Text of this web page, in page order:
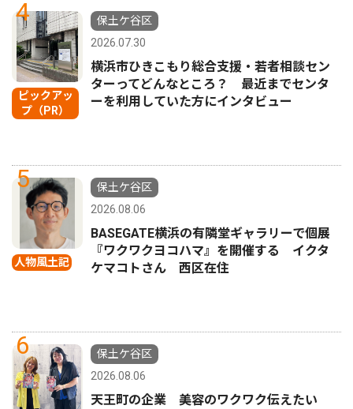
4
ピックアッ
プ（PR）
保土ケ谷区
2026.07.30
横浜市ひきこもり総合支援・若者相談セン
ターってどんなところ？ 最近までセンタ
ーを利用していた方にインタビュー
5
人物風土記
保土ケ谷区
2026.08.06
BASEGATE横浜の有隣堂ギャラリーで個展
『ワクワクヨコハマ』を開催する イクタ
ケマコトさん 西区在住
6
保土ケ谷区
2026.08.06
天王町の企業 美容のワクワク伝えたい